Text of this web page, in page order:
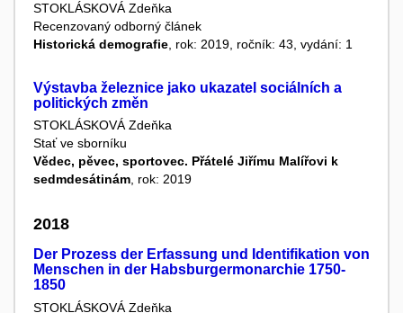
STOKLÁSKOVÁ Zdeňka
Recenzovaný odborný článek
Historická demografie , rok: 2019, ročník: 43, vydání: 1
Výstavba železnice jako ukazatel sociálních a
politických změn
STOKLÁSKOVÁ Zdeňka
Stať ve sborníku
Vědec, pěvec, sportovec. Přátelé Jiřímu Malířovi k
sedmdesátinám , rok: 2019
2018
Der Prozess der Erfassung und Identifikation von
Menschen in der Habsburgermonarchie 1750-
1850
STOKLÁSKOVÁ Zdeňka